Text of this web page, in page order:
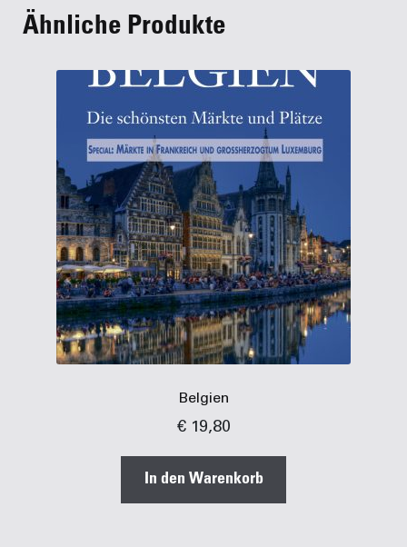
Ähnliche Produkte
Belgien
€19,80
In den Warenkorb